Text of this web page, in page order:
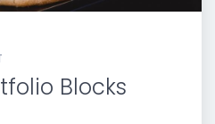
Blocks